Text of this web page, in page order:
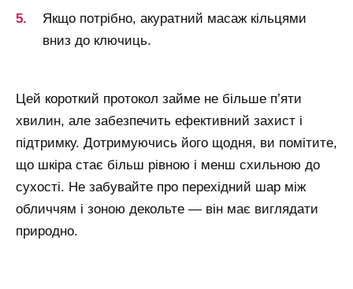
Якщо потрібно, акуратний масаж кільцями
вниз до ключиць.
Цей короткий протокол займе не більше п’яти
хвилин, але забезпечить ефективний захист і
підтримку. Дотримуючись його щодня, ви помітите,
що шкіра стає більш рівною і менш схильною до
сухості. Не забувайте про перехідний шар між
обличчям і зоною декольте — він має виглядати
природно.